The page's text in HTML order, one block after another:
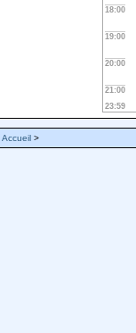
18:00
19:00
20:00
21:00
23:59
Accueil >